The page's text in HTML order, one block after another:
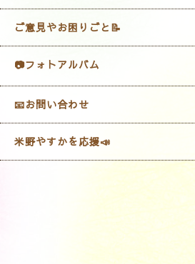
ご意見やお困りごと📝
📷フォトアルバム
📧お問い合わせ
米野やすかを応援📣